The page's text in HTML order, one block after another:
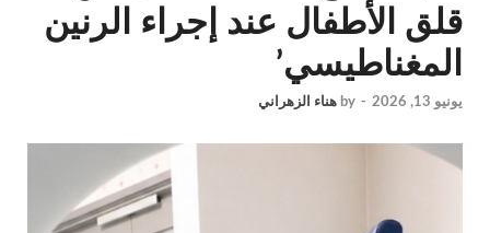
قلق الأطفال عند إجراء الرنين
المغناطيسي’
يونيو 13, 2026 -
by هناء الزهراني